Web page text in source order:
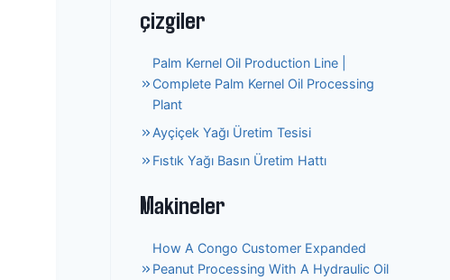
çizgiler
Palm Kernel Oil Production Line |
Complete Palm Kernel Oil Processing
Plant
Ayçiçek Yağı Üretim Tesisi
Fıstık Yağı Basın Üretim Hattı
Makineler
How A Congo Customer Expanded
Peanut Processing With A Hydraulic Oil